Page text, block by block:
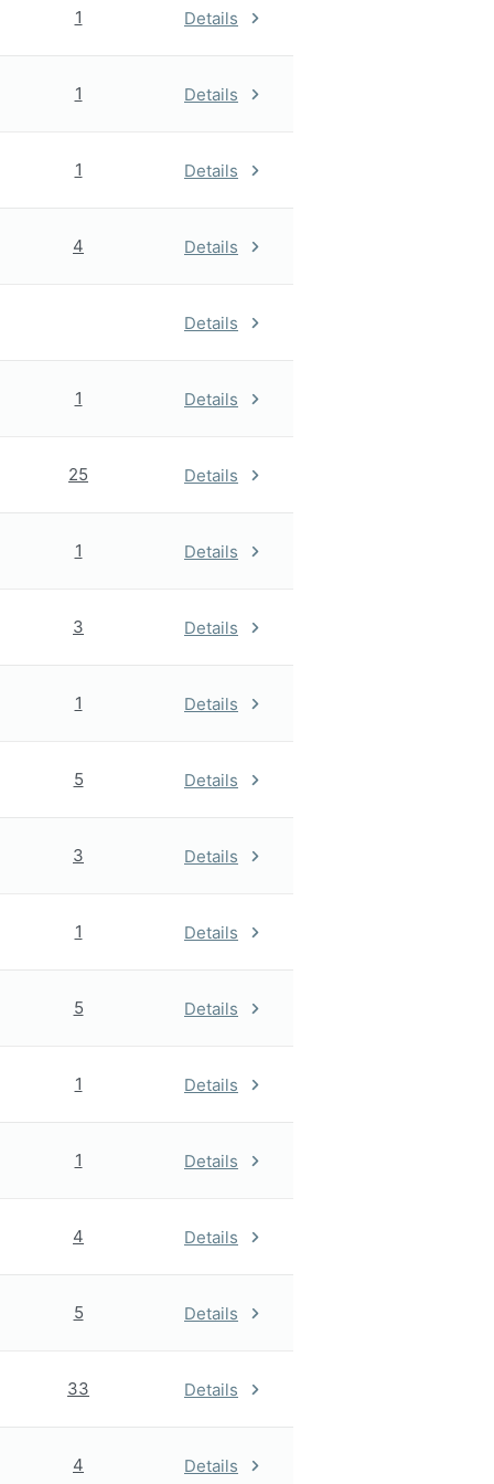
1 Details
1 Details
1 Details
4 Details
Details
1 Details
25 Details
1 Details
3 Details
1 Details
5 Details
3 Details
1 Details
5 Details
1 Details
1 Details
4 Details
5 Details
33 Details
4 Details